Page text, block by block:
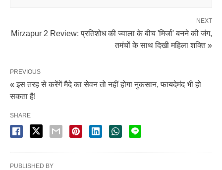
NEXT
Mirzapur 2 Review: प्रतिशोध की ज्वाला के बीच 'मिर्जा' बनने की जंग,
तमंचों के साथ दिखी महिला शक्ति »
PREVIOUS
« इस तरह से करेंगें मैदे का सेवन तो नहीं होगा नुकसान, फायदेमंद भी हो
सकता है!
SHARE
PUBLISHED BY